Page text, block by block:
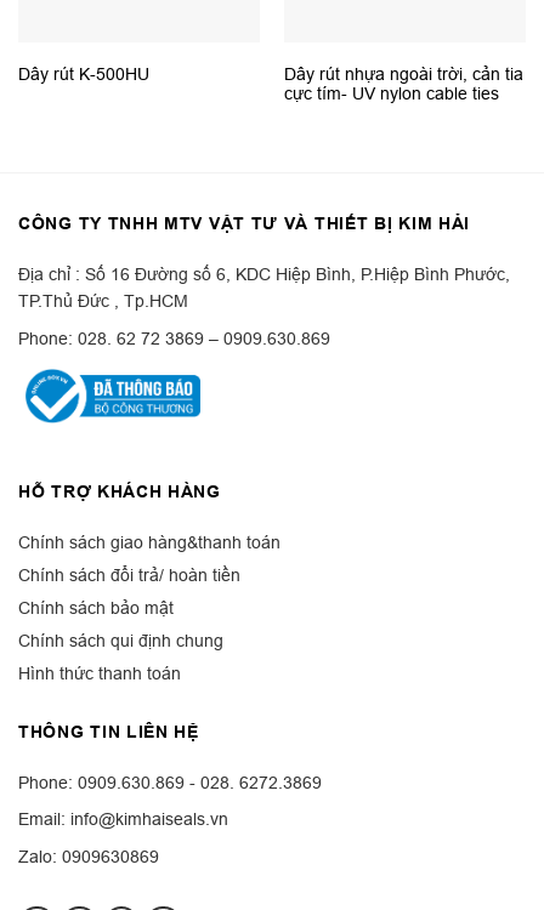
Dây rút K-500HU
Dây rút nhựa ngoài trời, cản tia
cực tím- UV nylon cable ties
CÔNG TY TNHH MTV VẬT TƯ VÀ THIẾT BỊ KIM HẢI
Địa chỉ : Số 16 Đường số 6, KDC Hiệp Bình, P.Hiệp Bình Phước,
TP.Thủ Đức , Tp.HCM
Phone: 028. 62 72 3869 – 0909.630.869
HỖ TRỢ KHÁCH HÀNG
Chính sách giao hàng&thanh toán
Chính sách đổi trả/ hoàn tiền
Chính sách bảo mật
Chính sách qui định chung
Hình thức thanh toán
THÔNG TIN LIÊN HỆ
Phone: 0909.630.869 - 028. 6272.3869
Email: info@kimhaiseals.vn
Zalo: 0909630869